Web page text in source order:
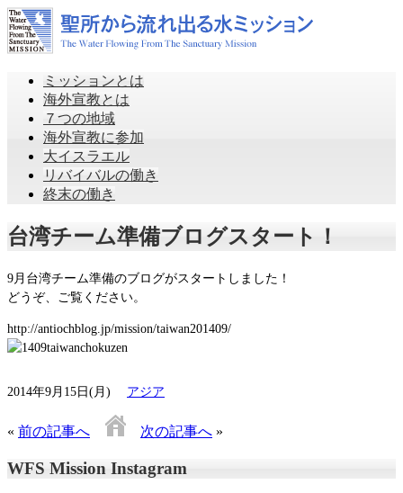
ミッションとは
海外宣教とは
７つの地域
海外宣教に参加
大イスラエル
リバイバルの働き
終末の働き
台湾チーム準備ブログスタート！
9月台湾チーム準備のブログがスタートしました！
どうぞ、ご覧ください。
http://antiochblog.jp/mission/taiwan201409/
2014年9月15日(月) アジア
« 前の記事へ 次の記事へ »
WFS Mission Instagram